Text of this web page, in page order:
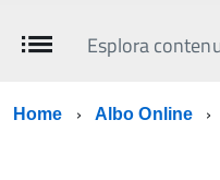
Esplora
Home Albo Online